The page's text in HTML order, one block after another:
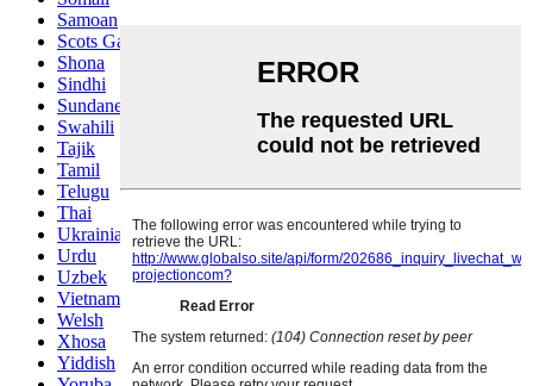
Samoan
Scots Gaelic
Shona
Sindhi
Sundanese
Swahili
Tajik
Tamil
Telugu
Thai
Ukrainian
Urdu
Uzbek
Vietnamese
Welsh
Xhosa
Yiddish